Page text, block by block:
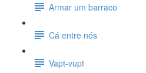
Armar um barraco
Cá entre nós
Vapt-vupt